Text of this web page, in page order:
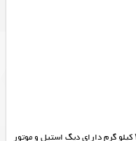
خمیر گیر و خمیر هم زن ۸ کیلویی با ظرفیت آرد ۴ کیلو گرم دارای دیگ استیل و موتور